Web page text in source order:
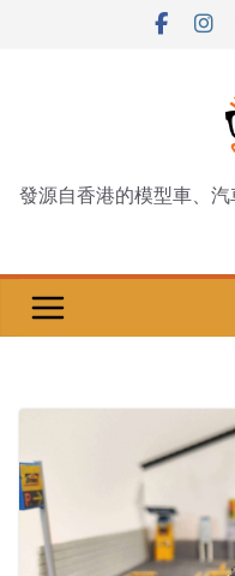
發源自香港的模型車、